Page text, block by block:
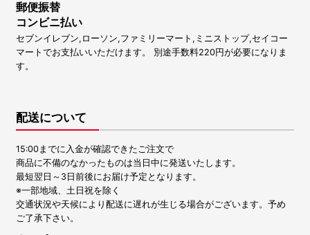
郵便振替
コンビニ払い
セブンイレブン,ローソン,ファミリーマート,ミニストップ,セイコー
マートでお支払いいただけます。 別途手数料220円が必要になりま
す。
配送について
15:00までに入金が確認できたご注文で
商品に不備のなかったものは当日中に発送いたします。
最短翌日～3日前後にお届け予定となります。
※一部地域、土日祝を除く
交通状況や天候により配送に遅れが生じる場合がございます。予め
ご了承下さい。